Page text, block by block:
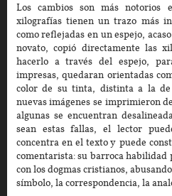
Los cambios son más notorios
xilografías tienen un trazo más
como reflejadas en un espejo,
novato, copió directamente las
hacerlo a través del espejo,
impresas, quedaran orientadas
color de su tinta, distinta a la
nuevas imágenes se imprimieron
algunas se encuentran
sean estas fallas, el lector
concentra en el texto y puede
comentarista: su barroca habilidad
con los dogmas cristianos,
símbolo, la correspondencia, la